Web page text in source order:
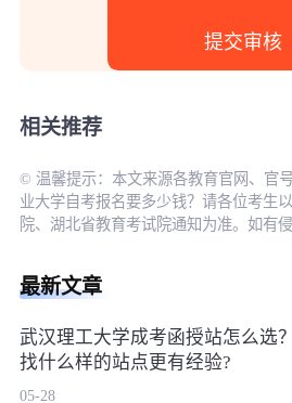
相关推荐
© 温馨提示：本文来源各教育官网、官
业大学自考报名要多少钱？请各位考生
院、湖北省教育考试院通知为准。如有
最新文章
武汉理工大学成考函授站怎么选？
找什么样的站点更有经验?
05-28